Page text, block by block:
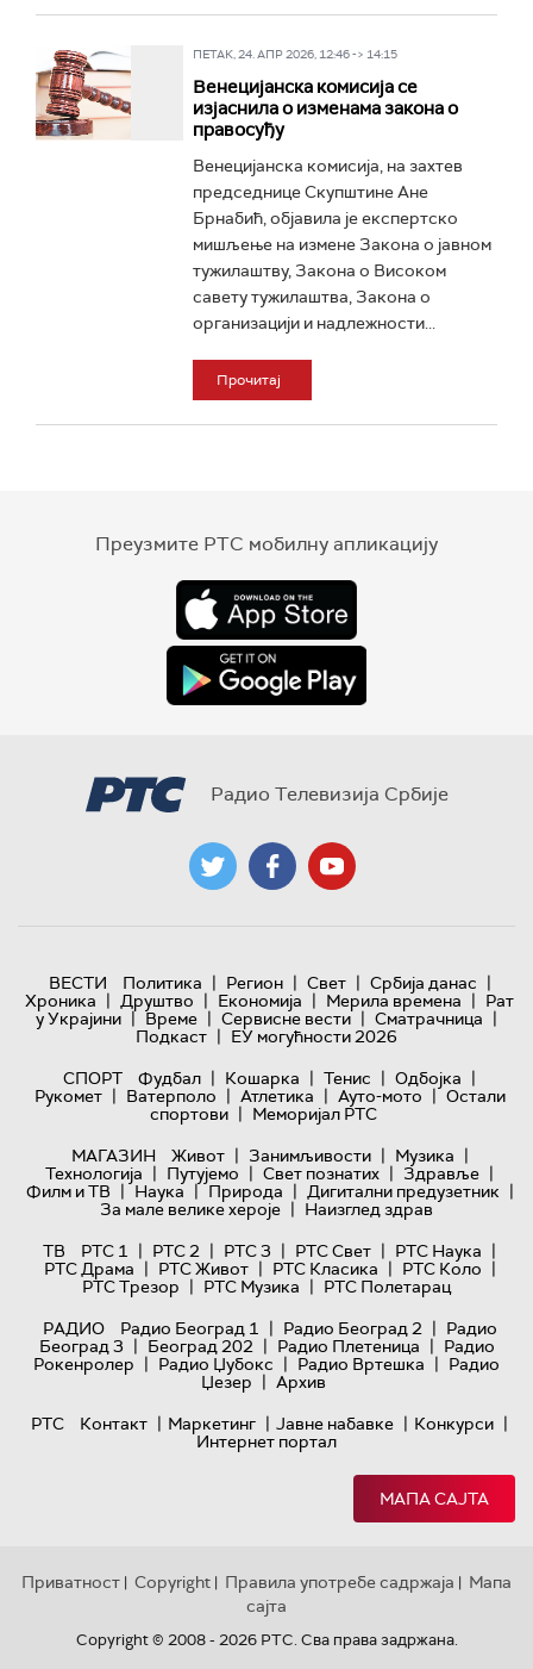
ПЕТАК, 24. АПР 2026, 12:46 -> 14:15
Венецијанска комисија се
изјаснила о изменама закона о
правосуђу
Венецијанска комисија, на захтев
председнице Скупштине Ане
Брнабић, објавила је експертско
мишљење на измене Закона о јавном
тужилаштву, Закона о Високом
савету тужилаштва, Закона о
организацији и надлежности...
Прочитај
Преузмите РТС мобилну апликацију
Радио Телевизија Србије
ВЕСТИ Политика | Регион | Свет | Србија данас |
Хроника | Друштво | Економија | Мерила времена | Рат
у Украјини | Време | Сервисне вести | Сматрачница |
Подкаст | ЕУ могућности 2026
СПОРТ
Фудбал | Кошарка | Тенис | Одбојка |
Рукомет | Ватерполо | Атлетика | Ауто-мото | Остали
спортови | Меморијал РТС
МАГАЗИН
Живот | Занимљивости | Музика |
Технологијa | Путујемо | Свет познатих | Здравље |
Филм и ТВ | Наука | Природа | Дигитални предузетник |
За мале велике хероје | Наизглед здрав
ТВ
РТС 1 | РТС 2 | РТС 3 | РТС Свет | РТС Наука |
РТС Драма | РТС Живот | РТС Класика | РТС Коло |
РТС Трезор | РТС Музика | РТС Полетарац
РАДИО
Радио Београд 1 | Радио Београд 2 | Радио
Београд 3 | Београд 202 | Радио Плетеница | Радио
Рокенролер | Радио Џубокс | Радио Вртешка | Радио
Џезер | Архив
РТС
Контакт | Маркетинг | Јавне набавке | Конкурси |
Интернет портал
МАПА САЈТА
Приватност | Copyright | Правила употребе садржаја | Мапа
сајта
Copyright © 2008 - 2026 РТС. Сва права задржана.